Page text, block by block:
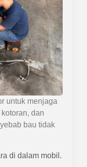
untuk menjaga
dan
bau tidak
di dalam mobil.